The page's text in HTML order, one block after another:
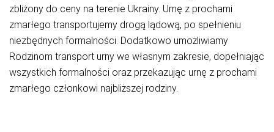
zbliżony do ceny na terenie Ukrainy. Urnę z prochami
zmarłego transportujemy drogą lądową, po spełnieniu
niezbędnych formalności. Dodatkowo umożliwiamy
Rodzinom transport urny we własnym zakresie, dopełniając
wszystkich formalności oraz przekazując urnę z prochami
zmarłego członkowi najbliższej rodziny.